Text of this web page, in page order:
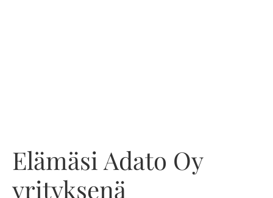
Elämäsi Adato Oy
yrityksenä